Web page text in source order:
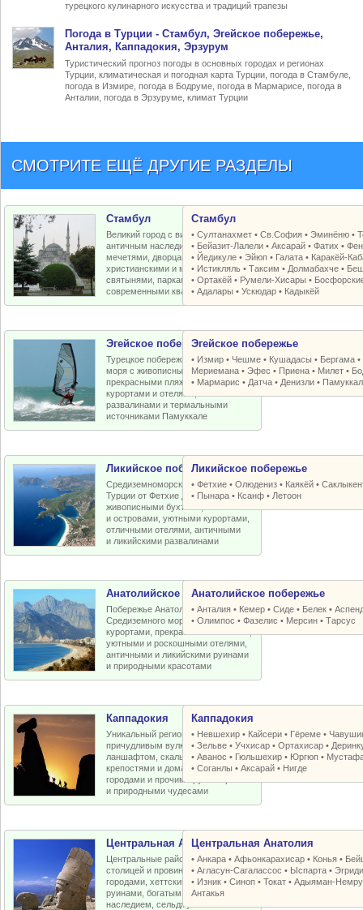
турецкого кулинарного искусства и традиций трапезы
Погода в Турции - Стамбул, Эгейское побережье,
Анталия, Каппадокия, Эрзурум
Туристический прогноз погоды в основных городах и регионах
Турции, климатическая и погодная карта Турции, погода в Стамбуле,
погода в Измире, погода в Бодруме, погода в Мармарисе, погода в
Анталии, погода в Эрзуруме, климат Турции
СМОТРИТЕ ЕЩЁ ДРУГИЕ РАЗДЕЛЫ
Стамбул
Великий город с византийским и
античным наследием, османскими
мечетями, дворцами, крепостями,
христианскими и мусульманскими
святынями, парками, старыми и
современными кварталами
Стамбул
•Султанахмет •Св.София •Эминёню •
• Бейазит-Лалели •Аксарай •Фатих •
• Йедикуле •Эйюп • Галата • Каракёй-
• Истикляль •Таксим • Долмабахче •
•Ортакёй • Румели-Xисары •
•Адалары •Ускюдар • Кадыкёй
Эгейское побережье
Турецкое побережье Эгейского
моря с живописными бухтами,
прекрасными пляжами, отличными
курортами и отелями, античными
развалинами и термальными
источниками Памуккале
Эгейское побережье
• Измир • Чешме • Кушадасы • Бергама •
Мериемана •Эфес • Приена • Милет •
• Мармарис • Датча • Денизли •
Ликийское побережье
Средиземноморское побережье
Турции от Фетхие до Кемера с
живописными бухтами, пляжами
и островами, уютными курортами,
отличными отелями, античными
и ликийскими развалинами
Ликийское побережье
•Фетхие •Олюдениз • Каякёй •
• Пынара • Ксанф • Летоон
Анатолийское побережье
Побережье Анатолийской бухты
Средиземного моря с отличными
курортами, прекрасными пляжами,
уютными и роскошными отелями,
античными и ликийскими руинами
и природными красотами
Анатолийское побережье
•Анталия • Кемер •Сиде • Белек •
•Олимпос •Фазелис • Мерсин •Тарсус
Каппадокия
Уникальный регион Турции с
причудливым вулканическим
ланшафтом, скальными церквями,
крепостями и домами, пещерными
городами и прочими рукотворными
и природными чудесами
Каппадокия
• Невшехир • Кайсери • Гёреме •
•Зельве •Учхисар •Ортахисар •
•Аванос • Гюльшехир • Юргюп •
•Соганлы •Аксарай • Нигде
Центральная Анатолия
Центральные районы Турции со
столицей и провинциальными
городами, хеттскими и античными
руинами, богатым византийским
наследием, сельджукскими и
Центральная Анатолия
•Анкара •Афьонкарахисар • Конья •
•Агласун-Сагалассос • Ыспарта •
• Изник •Синоп •Токат •Адыяман-
Антакья